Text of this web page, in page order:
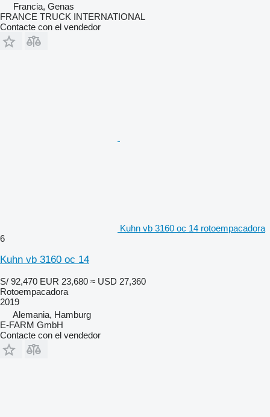
Francia, Genas
FRANCE TRUCK INTERNATIONAL
Contacte con el vendedor
Kuhn vb 3160 oc 14 rotoempacadora
6
Kuhn vb 3160 oc 14
S/ 92,470 EUR 23,680 ≈ USD 27,360
Rotoempacadora
2019
Alemania, Hamburg
E-FARM GmbH
Contacte con el vendedor